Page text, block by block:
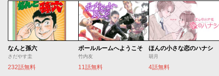
なんと孫六
さだやす圭
232話無料
ボールルームへようこそ
竹内友
11話無料
ほんの小さな恋のハナシ
胡月
4話無料